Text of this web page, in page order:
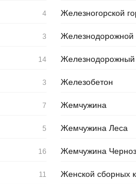
4 Железногорской
3 Железнодорожной
14 Железнодорожный
3 Железобетон
7 Жемчужина
5 Жемчужина Леса
16 Жемчужина
11 Женской сборных